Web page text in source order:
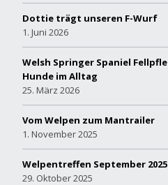
Dottie trägt unseren F-Wurf
1. Juni 2026
Welsh Springer Spaniel
Hunde im Alltag
25. März 2026
Vom Welpen zum Mantrailer
1. November 2025
Welpentreffen September 2025
29. Oktober 2025